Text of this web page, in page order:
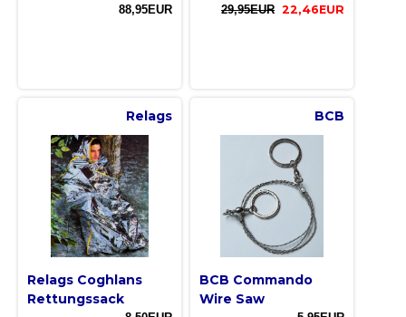
88,95EUR 29,95EUR 22,46EUR
Relags
Relags Coghlans
Rettungssack
BCB
BCB Commando
Wire Saw